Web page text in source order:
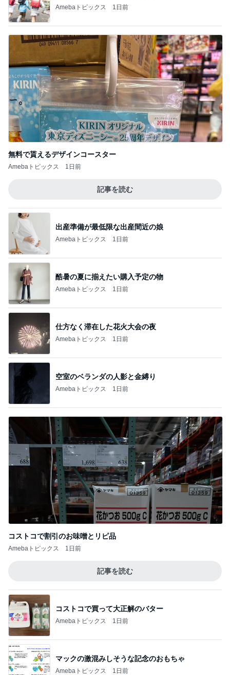
Amebaトピックス 1日前
無料で貰えるデザインコースター
Amebaトピックス 1日前
記事を読む
出産準備が最低限な出産間近の娘
Amebaトピックス 1日前
酷暑の夏に揃えたい購入予定の物
Amebaトピックス 1日前
仕方なく滞在した花火大会の夜
Amebaトピックス 1日前
空室のベランダの人影と金縛り
Amebaトピックス 1日前
コストコで割引のお味噌とリピ品
Amebaトピックス 1日前
記事を読む
コストコで買って大正解のバター
Amebaトピックス 1日前
マックの激混みしそうな記念のおもちゃ
Amebaトピックス 1日前